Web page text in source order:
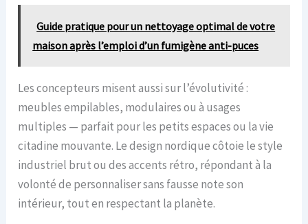
Guide pratique pour un nettoyage optimal de votre
maison après l’emploi d’un fumigène anti-puces
Les concepteurs misent aussi sur l’évolutivité :
meubles empilables, modulaires ou à usages
multiples — parfait pour les petits espaces ou la vie
citadine mouvante. Le design nordique côtoie le style
industriel brut ou des accents rétro, répondant à la
volonté de personnaliser sans fausse note son
intérieur, tout en respectant la planète.